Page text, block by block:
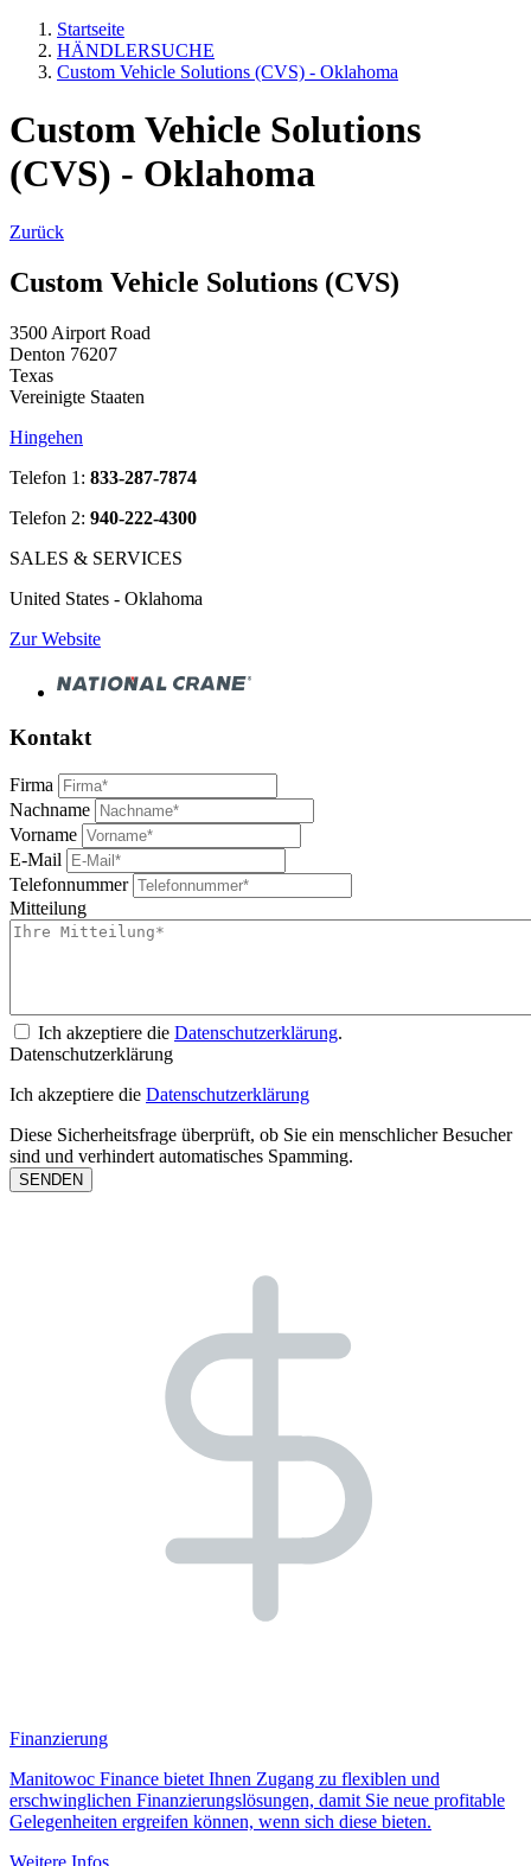
Startseite
HÄNDLERSUCHE
Custom Vehicle Solutions (CVS) - Oklahoma
Custom Vehicle Solutions
(CVS) - Oklahoma
Zurück
Custom Vehicle Solutions (CVS)
3500 Airport Road
Denton 76207
Texas
Vereinigte Staaten
Hingehen
Telefon 1: 833-287-7874
Telefon 2: 940-222-4300
SALES & SERVICES
United States - Oklahoma
Zur Website
Kontakt
Firma
Nachname
Vorname
E-Mail
Telefonnummer
Mitteilung
Ich akzeptiere die Datenschutzerklärung.
Datenschutzerklärung
Ich akzeptiere die Datenschutzerklärung
Diese Sicherheitsfrage überprüft, ob Sie ein menschlicher Besucher
sind und verhindert automatisches Spamming.
Finanzierung
Manitowoc Finance bietet Ihnen Zugang zu flexiblen und
erschwinglichen Finanzierungslösungen, damit Sie neue profitable
Gelegenheiten ergreifen können, wenn sich diese bieten.